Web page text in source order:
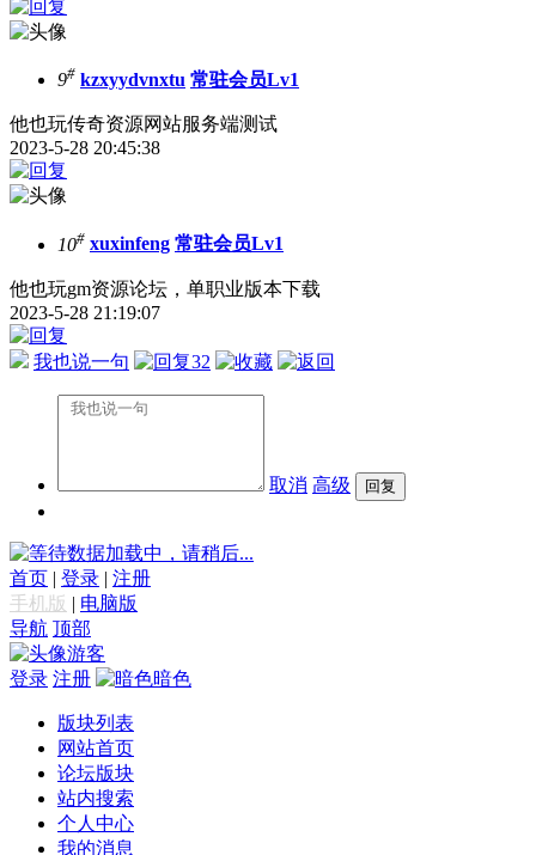
9# kzxyydvnxtu 常驻会员Lv1
他也玩传奇资源网站服务端测试
2023-5-28 20:45:38
10# xuxinfeng 常驻会员Lv1
他也玩gm资源论坛，单职业版本下载
2023-5-28 21:19:07
我也说一句 32
取消 高级
数据加载中，请稍后...
首页 | 登录 | 注册
手机版 | 电脑版
导航 顶部
游客
登录 注册 暗色
版块列表
网站首页
论坛版块
站内搜索
个人中心
我的消息